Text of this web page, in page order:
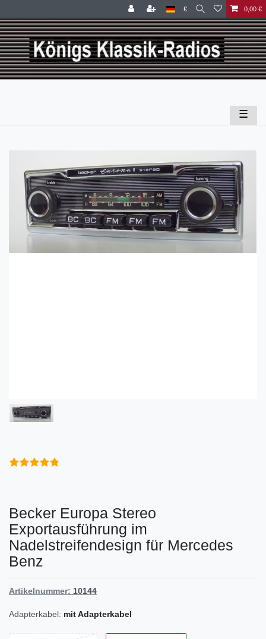
€ 0,00 €
☰
Becker Europa Stereo
Exportausführung im
Nadelstreifendesign für Mercedes
Benz
Artikelnummer: 10144
Adapterkabel: mit Adapterkabel